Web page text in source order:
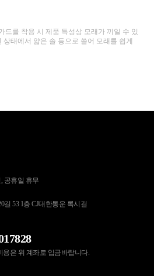
드를 착용 시 제품 특성상 모래가 끼일 수 있
상태에서 얇은 솔 등으로 쓸어 모래를 쉽게
, 공휴일 휴무
길 53 1층 CJ대한통운 록시걸
용은 위 계좌로 입금바랍니다.